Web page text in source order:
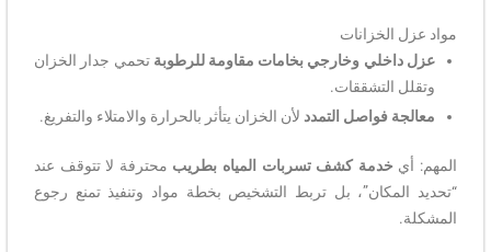
مواد عزل الخزانات
عزل داخلي وخارجي بخامات مقاومة للرطوبة تحمي جدار الخزان
وتقلل التشققات.
معالجة فواصل التمدد لأن الخزان يتأثر بالحرارة والامتلاء والتفريغ.
المهم: أي خدمة كشف تسربات المياه بطريب محترفة لا تتوقف عند
“تحديد المكان”، بل تربط التشخيص بخطة مواد وتنفيذ تمنع رجوع
المشكلة.